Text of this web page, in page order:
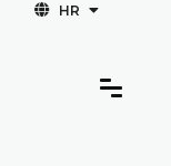
HR